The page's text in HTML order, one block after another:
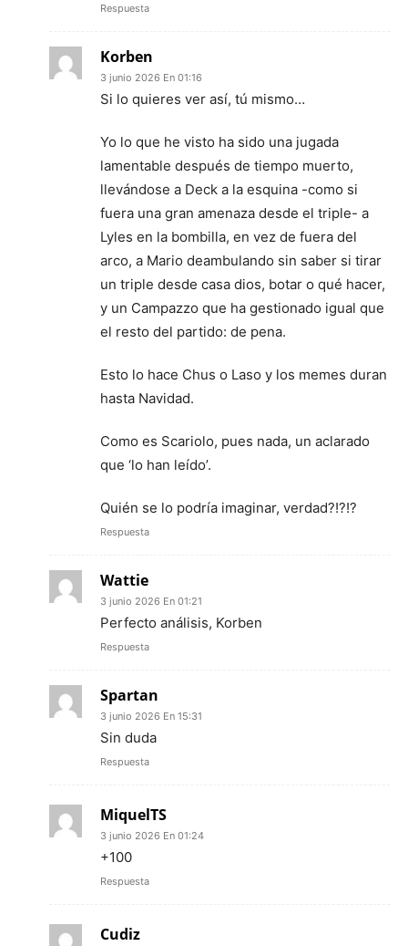
Respuesta
Korben
3 junio 2026 En 01:16
Si lo quieres ver así, tú mismo…
Yo lo que he visto ha sido una jugada
lamentable después de tiempo muerto,
llevándose a Deck a la esquina -como si
fuera una gran amenaza desde el triple- a
Lyles en la bombilla, en vez de fuera del
arco, a Mario deambulando sin saber si tirar
un triple desde casa dios, botar o qué hacer,
y un Campazzo que ha gestionado igual que
el resto del partido: de pena.
Esto lo hace Chus o Laso y los memes duran
hasta Navidad.
Como es Scariolo, pues nada, un aclarado
que ‘lo han leído’.
Quién se lo podría imaginar, verdad?!?!?
Respuesta
Wattie
3 junio 2026 En 01:21
Perfecto análisis, Korben
Respuesta
Spartan
3 junio 2026 En 15:31
Sin duda
Respuesta
MiquelTS
3 junio 2026 En 01:24
+100
Respuesta
Cudiz